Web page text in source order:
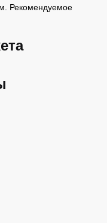
Рекомендуемое